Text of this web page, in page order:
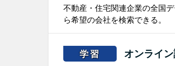
不動産・住宅関連企業の全国
ら希望の会社を検索できる。
学習 オンライ